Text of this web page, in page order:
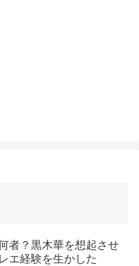
者？黒木華を想起させ
エ経験を生かした